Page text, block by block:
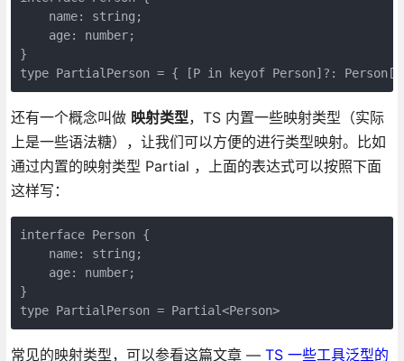
    name: string;
    age: number;
}
type PartialPerson = { [P in keyof Person]?:
还有一个概念叫做 映射类型，TS 内置一些映射类型（实际
上是一些语法糖），让我们可以方便的进行类型映射。比如
通过内置的映射类型 Partial ，上面的表达式可以按照下面
这样写：
interface Person {
    name: string;
    age: number;
}
type PartialPerson = Partial<Person>
常见的映射类型，可以参看这篇文章 — TS 一些工具泛型的